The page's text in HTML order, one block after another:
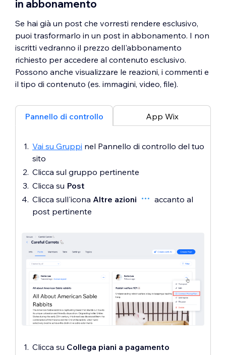
in abbonamento
Se hai già un post che vorresti rendere esclusivo,
puoi trasformarlo in un post in abbonamento. I non
iscritti vedranno il prezzo dell'abbonamento
richiesto per accedere al contenuto esclusivo.
Possono anche visualizzare le reazioni, i commenti e
il tipo di contenuto (es. immagini, video, file).
Pannello di controllo App Wix
Vai su Gruppi nel Pannello di controllo del tuo
sito
Clicca sul gruppo pertinente
Clicca su Post
Clicca sull'icona Altre azioni
accanto al
post pertinente
Clicca su Collega piani a pagamento